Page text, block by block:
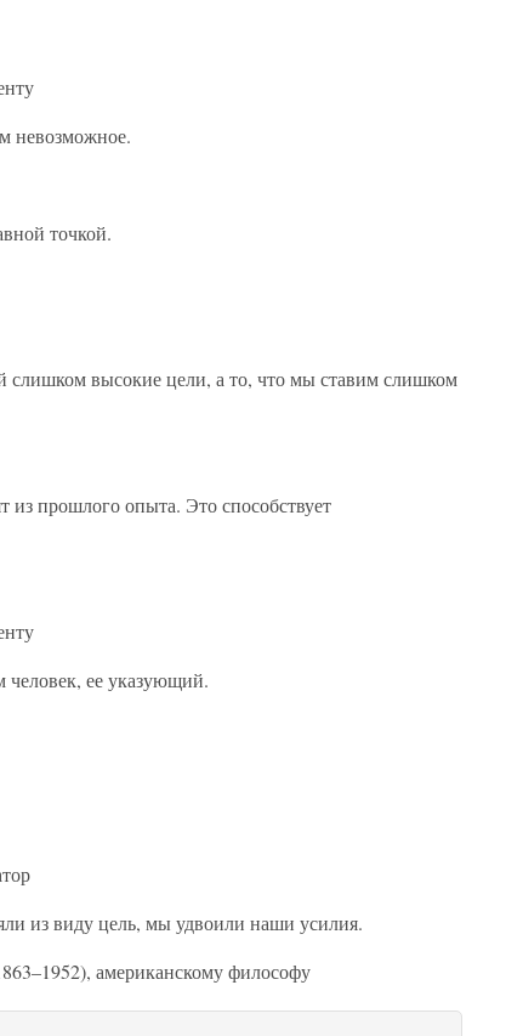
невозможное.
точкой.
слишком высокие цели, а то, что мы ставим слишком
прошлого опыта. Это способствует
ее указующий.
из виду цель, мы удвоили наши усилия.
американскому философу